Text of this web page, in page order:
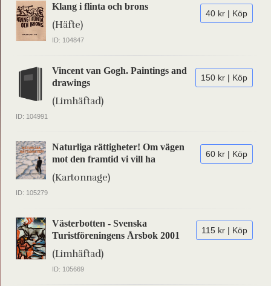
40 kr | Köp
Klang i flinta och brons
(Häfte)
ID: 104847
150 kr | Köp
Vincent van Gogh. Paintings and
drawings
(Limhäftad)
ID: 104991
60 kr | Köp
Naturliga rättigheter! Om vägen
mot den framtid vi vill ha
(Kartonnage)
ID: 105279
115 kr | Köp
Västerbotten - Svenska
Turistföreningens Årsbok 2001
(Limhäftad)
ID: 105669